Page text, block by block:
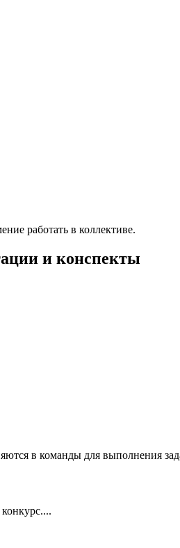
работать в коллективе.
и конспекты
в команды для выполнения